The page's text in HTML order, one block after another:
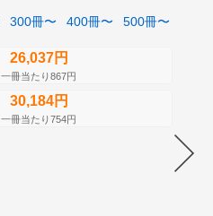
300冊〜 400冊〜 500冊〜
26,037円
一冊当たり867円
30,184円
一冊当たり754円